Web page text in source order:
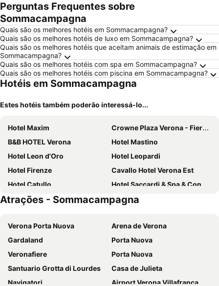
Perguntas Frequentes sobre
Sommacampagna
Quais são os melhores hotéis em Sommacampagna?
Quais são os melhores hotéis de luxo em Sommacampagna?
Quais são os melhores hotéis que aceitam animais de estimação em
Sommacampagna?
Quais são os melhores hotéis com spa em Sommacampagna?
Quais são os melhores hotéis com piscina em Sommacampagna?
Hotéis em Sommacampagna
Estes hotéis também poderão interessá-lo...
Hotel Maxim
Crowne Plaza Verona - Fiera By Ihg
B&B HOTEL Verona
Hotel Mastino
Hotel Leon d'Oro
Hotel Leopardi
Hotel Firenze
Cavallo Hotel Verona Est
Hotel Catullo
Hotel Saccardi & Spa & Congress - Adults Only
Hotel La Carica
Novo Hotel Rossi
BB Vicolo 22
Leonardo Hotel Verona
Hotel Verona
Best Western CTC Hotel Verona
Hotel Palace Verona
Hotel San Luca
Gardaland Hotel
Hotel Martini
Hotel Porta Palio
Active Hotel Paradiso & Golf
Atrações - Sommacampagna
Verona Porta Nuova
Arena de Verona
Gardaland
Porta Nuova
Veronafiere
Porta Nuova
Santuario Grotta di Lourdes
Casa de Julieta
Navigatori
Airport Verona Villafranca